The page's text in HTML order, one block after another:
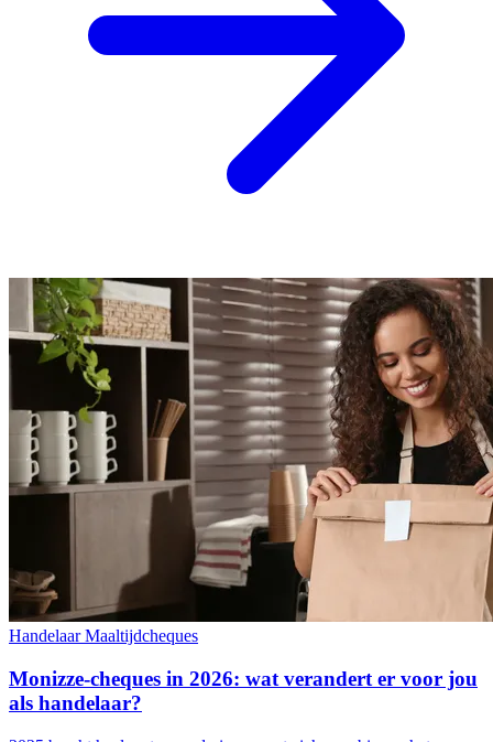
Handelaar Maaltijdcheques
Monizze-cheques in 2026: wat verandert er voor jou
als handelaar?